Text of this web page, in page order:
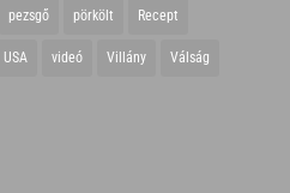
pezsgő pörkölt Recept
USA videó Villány Válság